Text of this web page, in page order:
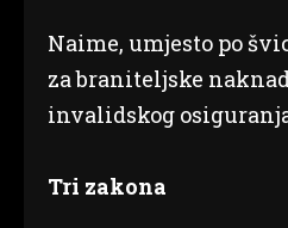
Naime, umjesto po
za braniteljske
invalidskog
Tri zakona